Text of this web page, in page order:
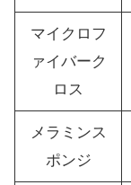
マイクロフ
ァイバーク
ロス
メラミンス
ポンジ